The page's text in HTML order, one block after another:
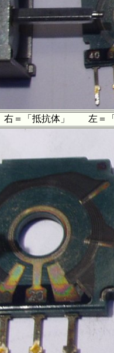
右＝「抵抗体」